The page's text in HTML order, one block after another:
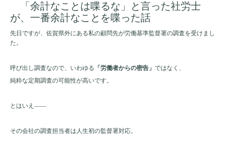
「余計なことは喋るな」と言った社労士
が、一番余計なことを喋った話
先日ですが、佐賀県外にある私の顧問先が労働基準監督署の調査を受けまし
た。
呼び出し調査なので、いわゆる 「労働者からの密告」 ではなく、
純粋な定期調査の可能性が高いです。
とはいえ――
その会社の調査担当者は人生初の監督署対応。